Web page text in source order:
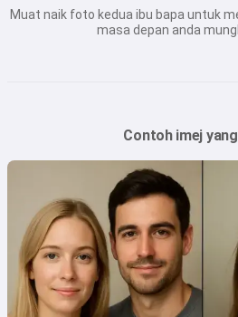
Muat naik foto kedua ibu bapa untuk
masa depan anda
Contoh imej